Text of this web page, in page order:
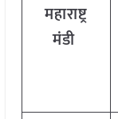
महाराष्ट्र
मंडी